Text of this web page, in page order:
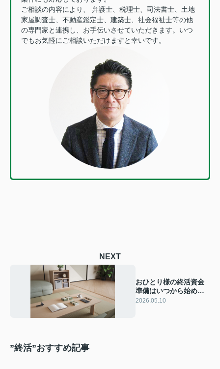
ご相談の内容により、 弁護士、税理士、司法書士、土地
家屋調査士、不動産鑑定士、建築士、社会福祉士等の他
の専門家と連携し、お手伝いさせていただきます。いつ
でもお気軽にご相談いただけますと幸いです。
NEXT
おひとり様の終活資金
準備はいつから始め
る？ 老後の不安を減ら
2026.05.10
”終活”おすすめ記事